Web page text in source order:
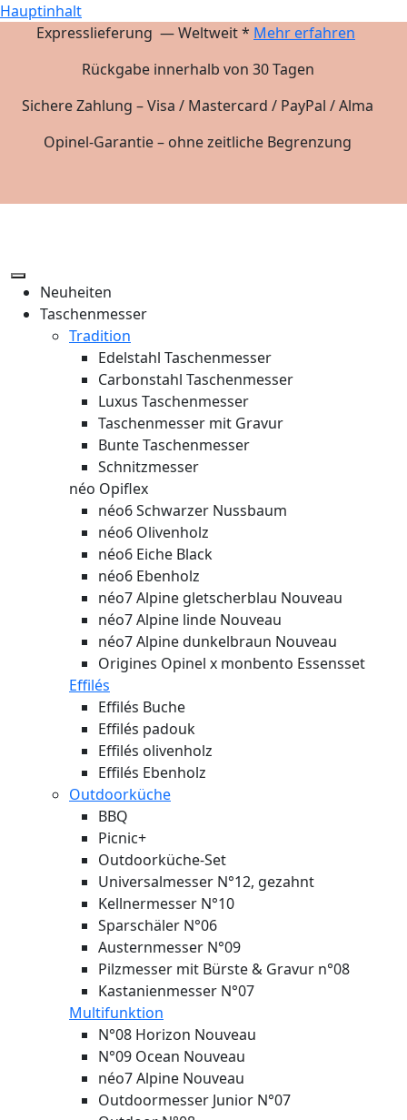
Hauptinhalt
Expresslieferung — Weltweit * Mehr erfahren
Rückgabe innerhalb von 30 Tagen
Sichere Zahlung – Visa / Mastercard / PayPal / Alma
Opinel-Garantie – ohne zeitliche Begrenzung
Neuheiten
Taschenmesser
Tradition
Edelstahl Taschenmesser
Carbonstahl Taschenmesser
Luxus Taschenmesser
Taschenmesser mit Gravur
Bunte Taschenmesser
Schnitzmesser
néo Opiflex
néo6 Schwarzer Nussbaum
néo6 Olivenholz
néo6 Eiche Black
néo6 Ebenholz
néo7 Alpine gletscherblau Nouveau
néo7 Alpine linde Nouveau
néo7 Alpine dunkelbraun Nouveau
Origines Opinel x monbento Essensset
Effilés
Effilés Buche
Effilés padouk
Effilés olivenholz
Effilés Ebenholz
Outdoorküche
BBQ
Picnic+
Outdoorküche-Set
Universalmesser N°12, gezahnt
Kellnermesser N°10
Sparschäler N°06
Austernmesser N°09
Pilzmesser mit Bürste & Gravur n°08
Kastanienmesser N°07
Multifunktion
N°08 Horizon Nouveau
N°09 Ocean Nouveau
néo7 Alpine Nouveau
Outdoormesser Junior N°07